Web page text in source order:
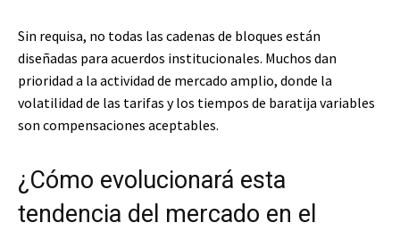
Sin requisa, no todas las cadenas de bloques están
diseñadas para acuerdos institucionales. Muchos dan
prioridad a la actividad de mercado amplio, donde la
volatilidad de las tarifas y los tiempos de baratija variables
son compensaciones aceptables.
¿Cómo evolucionará esta
tendencia del mercado en el